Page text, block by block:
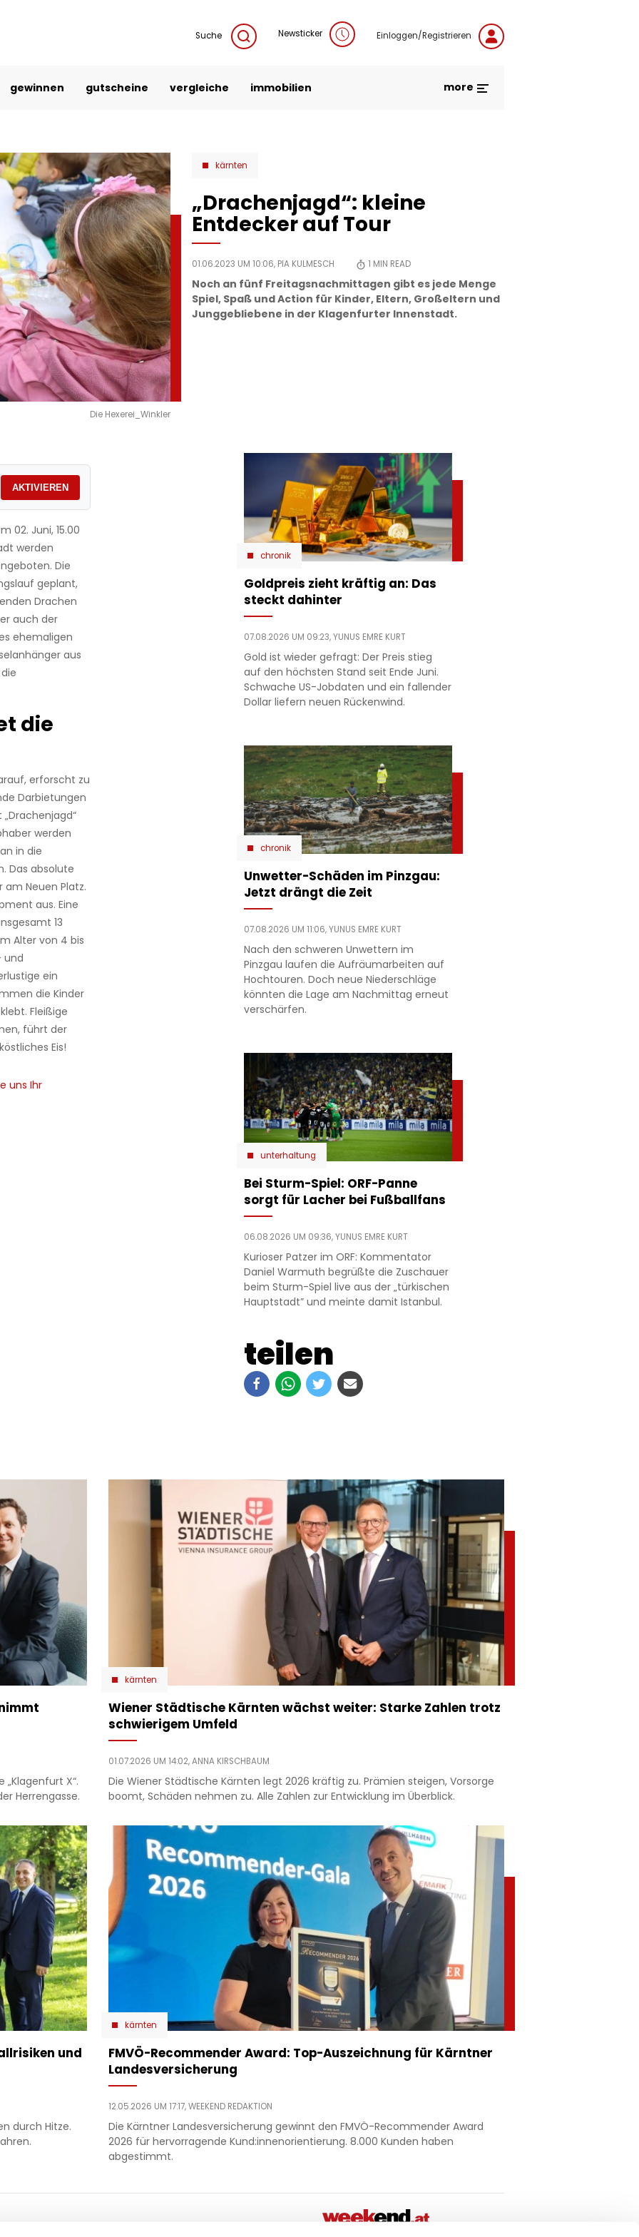
Suche Newsticker Einloggen/Registrieren
gewinnen gutscheine vergleiche immobilien more
Die Hexerei_Winkler
kärnten
„Drachenjagd“: kleine
Entdecker auf Tour
01.06.2023 UM 10:06, PIA KULMESCH 1 MIN READ
Noch an fünf Freitagsnachmittagen gibt es jede Menge
Spiel, Spaß und Action für Kinder, Eltern, Großeltern und
Junggebliebene in der Klagenfurter Innenstadt.
AKTIVIEREN
02. Juni, 15.00
werden
Die
geplant,
Drachen
auch der
ehemaligen
aus
die
erforscht zu
Darbietungen
werden
in die
Das absolute
Neuen Platz.
aus. Eine
13
Alter von 4 bis
und
ein
die Kinder
Fleißige
führt der
Eis!
uns Ihr
teilen
chronik
Goldpreis zieht kräftig an: Das
steckt dahinter
07.08.2026 UM 09:23,YUNUS EMRE KURT
Gold ist wieder gefragt: Der Preis stieg
auf den höchsten Stand seit Ende Juni.
Schwache US-Jobdaten und ein fallender
Dollar liefern neuen Rückenwind.
chronik
Unwetter-Schäden im Pinzgau:
Jetzt drängt die Zeit
07.08.2026 UM 11:06,YUNUS EMRE KURT
Nach den schweren Unwettern im
Pinzgau laufen die Aufräumarbeiten auf
Hochtouren. Doch neue Niederschläge
könnten die Lage am Nachmittag erneut
verschärfen.
unterhaltung
Bei Sturm-Spiel: ORF-Panne
sorgt für Lacher bei Fußballfans
06.08.2026 UM 09:36,YUNUS EMRE KURT
Kurioser Patzer im ORF: Kommentator
Daniel Warmuth begrüßte die Zuschauer
beim Sturm-Spiel live aus der „türkischen
Hauptstadt” und meinte damit Istanbul.
X“.
Herrengasse.
kärnten
Wiener Städtische Kärnten wächst weiter: Starke Zahlen trotz
schwierigem Umfeld
01.07.2026 UM 14:02,ANNA KIRSCHBAUM
Die Wiener Städtische Kärnten legt 2026 kräftig zu. Prämien steigen, Vorsorge
boomt, Schäden nehmen zu. Alle Zahlen zur Entwicklung im Überblick.
und
durch Hitze.
kärnten
​FMVÖ-Recommender Award: Top-Auszeichnung für Kärntner
Landesversicherung
12.05.2026 UM 17:17,WEEKEND REDAKTION
Die Kärntner Landesversicherung gewinnt den FMVÖ-Recommender Award
2026 für hervorragende Kund:innenorientierung. 8.000 Kunden haben
abgestimmt.